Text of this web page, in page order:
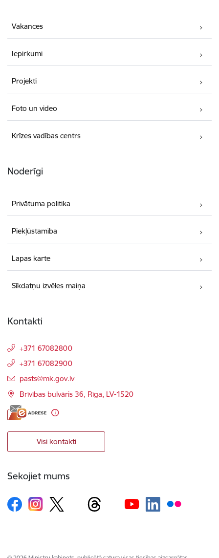
Vakances
Iepirkumi
Projekti
Foto un video
Krīzes vadības centrs
Noderīgi
Privātuma politika
Piekļūstamība
Lapas karte
Sīkdatņu izvēles maiņa
Kontakti
+371 67082800
+371 67082900
E-pasts:
pasts@mk.gov.lv
Brīvības bulvāris 36, Rīga, LV-1520
Visi kontakti
Sekojiet mums